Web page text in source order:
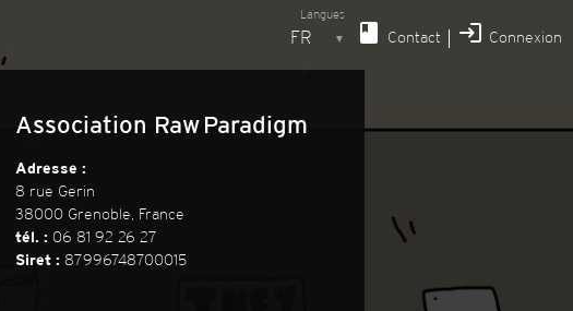
▼
Langues
book Contact login Connexion
Association Raw Paradigm
Adresse :
8 rue Gerin
38000 Grenoble, France
tél. : 06 81 92 26 27
Siret : 87996748700015